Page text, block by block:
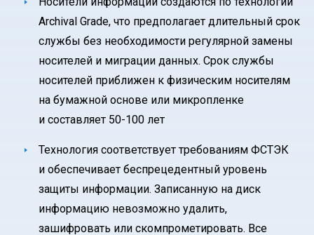
Archival Grade, что предполагает длительный срок
службы без необходимости регулярной замены
носителей и миграции данных. Срок службы
носителей приближен к физическим носителям
на бумажной основе или микропленке
и составляет 50-100 лет
Технология соответствует требованиям ФСТЭК
и обеспечивает беспрецедентный уровень
защиты информации. Записанную на диск
информацию невозможно удалить,
зашифровать или скомпрометировать. Все